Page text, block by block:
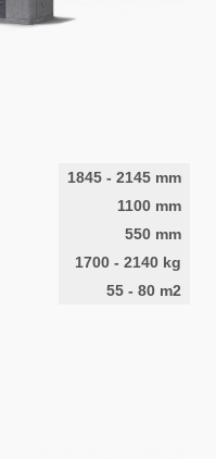
1845 - 2145 mm
1100 mm
550 mm
1700 - 2140 kg
55 - 80 m2